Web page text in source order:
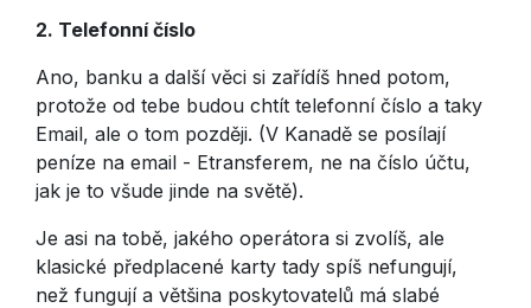
2. Telefonní číslo
Ano, banku a další věci si zařídíš hned potom,
protože od tebe budou chtít telefonní číslo a taky
Email, ale o tom později. (V Kanadě se posílají
peníze na email - Etransferem, ne na číslo účtu,
jak je to všude jinde na světě).
Je asi na tobě, jakého operátora si zvolíš, ale
klasické předplacené karty tady spíš nefungují,
než fungují a většina poskytovatelů má slabé